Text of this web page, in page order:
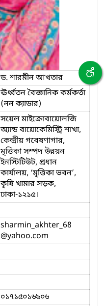
ড. শারমীন আখতার
ঊর্ধ্বতন বৈজ্ঞানিক কর্মকর্তা
(নন ক্যাডার)
সয়েল মাইক্রোবায়োলজি
অ্যান্ড বায়োকেমিস্ট্রি শাখা,
কেন্দ্রীয় গবেষণাগার,
মৃত্তিকা সম্পদ উন্নয়ন
ইনস্টিটিউট, প্রধান
কার্যালয়, ‘মৃত্তিকা ভবন’,
কৃষি খামার সড়ক,
ঢাকা-১২১৫।
sharmin_akhter_68
@yahoo.com
০১৭১৫০১৬৯০৬